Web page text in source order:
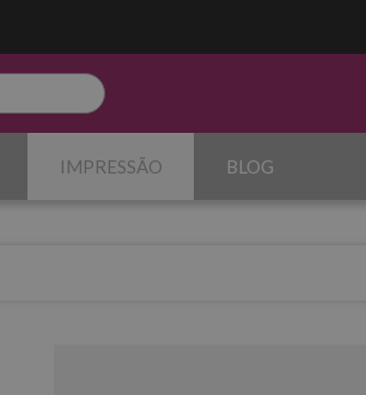
IMPRESSÃO BLOG